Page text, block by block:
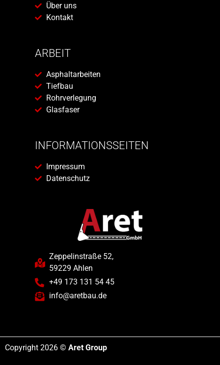
Über uns
Kontakt
ARBEIT
Asphaltarbeiten
Tiefbau
Rohrverlegung
Glasfaser
INFORMATIONSSEITEN
Impressum
Datenschutz
Zeppelinstraße 52,
59229 Ahlen
+49 173 131 54 45
info@aretbau.de
Copyright 2026 © Aret Group